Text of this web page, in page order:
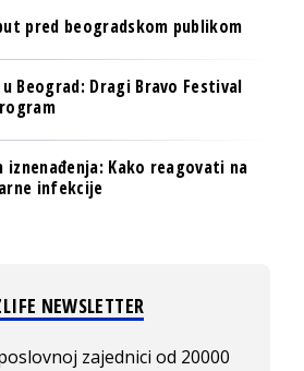
put pred beogradskom publikom
Beograd: Dragi Bravo Festival
Kako reagovati na
infekcije
NEWSLETTER
zajednici od 20000